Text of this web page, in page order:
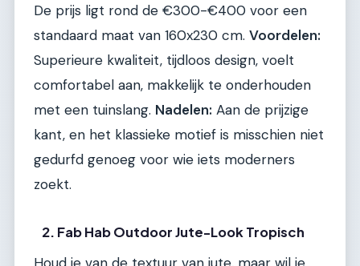
De prijs ligt rond de €300-€400 voor een
standaard maat van 160x230 cm. Voordelen:
Superieure kwaliteit, tijdloos design, voelt
comfortabel aan, makkelijk te onderhouden
met een tuinslang. Nadelen: Aan de prijzige
kant, en het klassieke motief is misschien niet
gedurfd genoeg voor wie iets moderners
zoekt.
2. Fab Hab Outdoor Jute-Look Tropisch